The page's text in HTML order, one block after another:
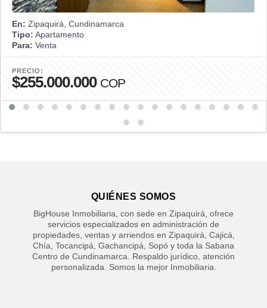
En: Zipaquirá, Cundinamarca
Tipo: Apartamento
Para: Venta
PRECIO:
$255.000.000 COP
QUIÉNES SOMOS
BigHouse Inmobiliaria, con sede en Zipaquirá, ofrece
servicios especializados en administración de
propiedades, ventas y arriendos en Zipaquirá, Cajicá,
Chía, Tocancipá, Gachancipá, Sopó y toda la Sabana
Centro de Cundinamarca. Respaldo jurídico, atención
personalizada. Somos la mejor Inmobiliaria.